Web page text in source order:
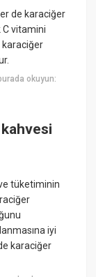
de karaciğer
vitamini
karaciğer
okuyun:
tüketiminin
iyi
karaciğer